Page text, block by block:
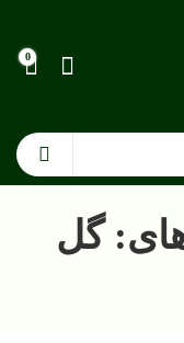
0
گل